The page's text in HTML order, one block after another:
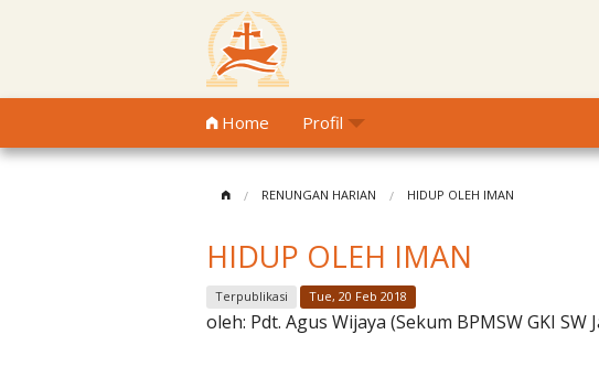
Home Profil
RENUNGAN HARIAN HIDUP OLEH IMAN
HIDUP OLEH IMAN
Terpublikasi Tue, 20 Feb 2018
oleh: Pdt. Agus Wijaya (Sekum BPMSW GKI SW